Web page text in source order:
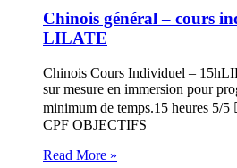
Chinois général – cours
LILATE
Chinois Cours Individuel –
sur mesure en immersion pour
minimum de temps.15 heures 5/
CPF OBJECTIFS
Read More »